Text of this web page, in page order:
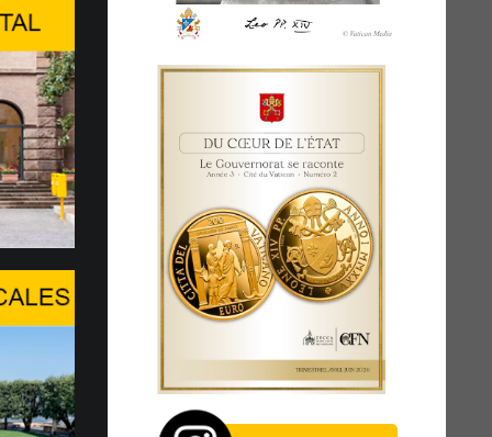
de haut niveau à
DE LA PERSONNE HUMAINE
L’INTELLIGENCE ARTIFICIELLE
du Center Stage du Palexpo, s’est tenue à
midi du...
du Pape au WSIS Forum
FACE À UN TOURNANT
XIV réaffirme la présence du Saint-Siège,
au dialogue, en particulier en